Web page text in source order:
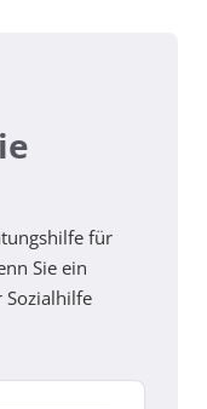
für
Sie ein
Sozialhilfe